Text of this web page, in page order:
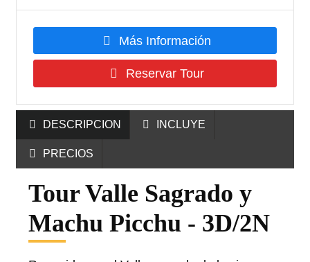
Más Información
Reservar Tour
DESCRIPCION INCLUYE
PRECIOS
Tour Valle Sagrado y
Machu Picchu - 3D/2N